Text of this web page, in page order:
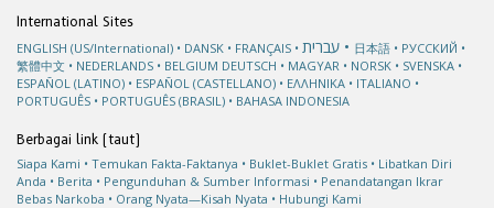
International Sites
ENGLISH (US/International)
DANSK FRANÇAIS עברית 日本語
РУССКИЙ
繁體中文
NEDERLANDS BELGIUM DEUTSCH MAGYAR NORSK
SVENSKA
ESPAÑOL (LATINO)
ESPAÑOL (CASTELLANO) ΕΛΛΗΝΙΚA
ITALIANO
PORTUGUÊS
PORTUGUÊS (BRASIL) BAHASA INDONESIA
Berbagai link (taut)
Siapa Kami
Temukan Fakta-Faktanya Buklet-Buklet Gratis
Libatkan Diri
Anda
Berita Pengunduhan & Sumber Informasi
Penandatangan Ikrar
Bebas Narkoba
Orang Nyata—Kisah Nyata Hubungi Kami